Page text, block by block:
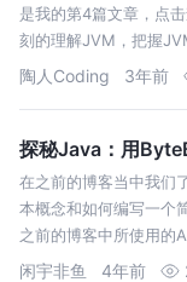
是我的第4篇文章，点
刻的理解JVM，把握
是十分重要的。
陶人Coding 3年前
探秘Java：用
在之前的博客当中我们
本概念和如何编写一个
之前的博客中所使用的
和繁，这里引入一款代
闲宇非鱼 4年前